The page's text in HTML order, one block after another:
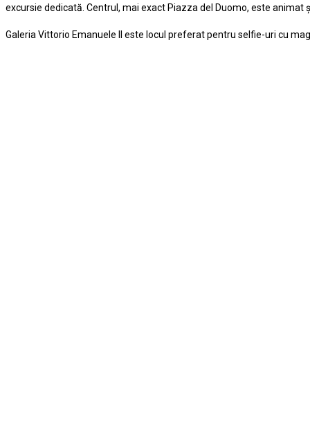
excursie dedicată. Centrul, mai exact Piazza del Duomo, este
Galeria Vittorio Emanuele II este locul preferat pentru selfie-uri cu